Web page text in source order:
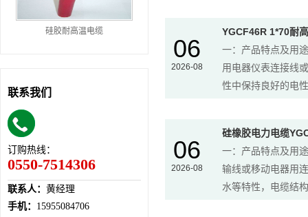
硅胶耐高温电缆
联系我们
订购热线：
0550-7514306
联系人： 黄经理
手机： 15955084706
06
2026-08
YGCF46R 1*70耐
一：产品特点及用
用电器仪表连接线
性中保持良好的电
06
2026-08
硅橡胶电力电缆
一：产品特点及用
输线或移动电器用
水等特性，电缆结